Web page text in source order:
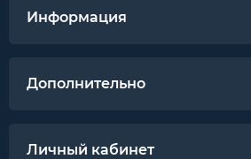
Информация
Дополнительно
Личный кабинет